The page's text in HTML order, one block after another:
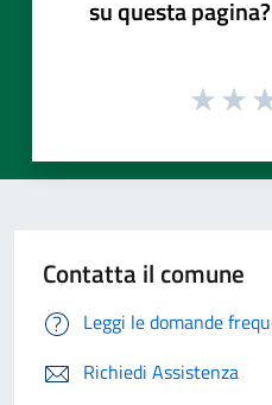
su questa pagina?
Contatta il comune
Leggi le domande
Richiedi Assistenza